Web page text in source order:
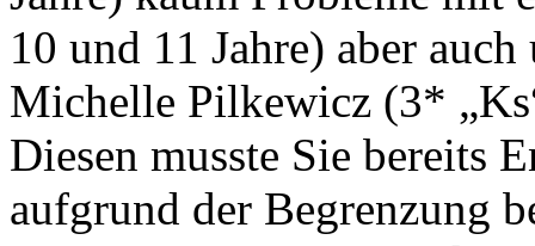
10 und 11 Jahre) aber
Michelle Pilkewicz (3*
Diesen musste Sie bereits
aufgrund der Begrenzung